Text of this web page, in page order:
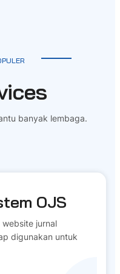
banyak lembaga.
OJS
jurnal
digunakan untuk